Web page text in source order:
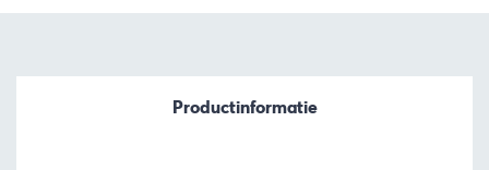
Productinformatie